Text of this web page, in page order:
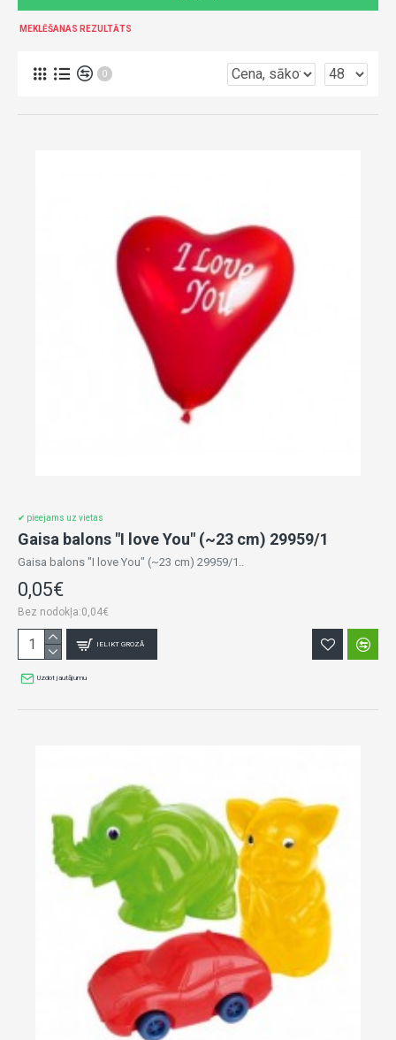
MEKLĒŠANAS REZULTĀTS
0
✔ pieejams uz vietas
Gaisa balons "I love You" (~23 cm) 29959/1
Gaisa balons "I love You" (~23 cm) 29959/1..
0,05€
Bez nodokļa:0,04€
IELIKT GROZĀ
Uzdot jautājumu